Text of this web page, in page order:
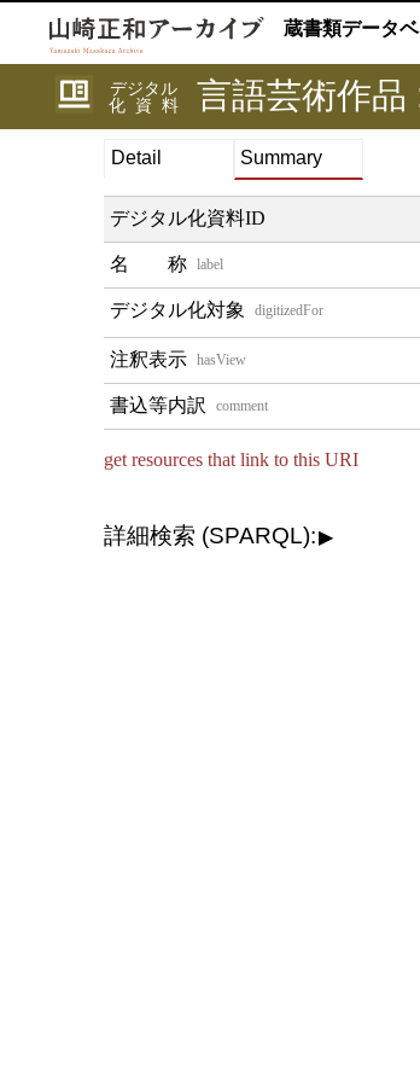
蔵書類データ
デジタル
化資料
言語芸術作
Detail Summary
デジタル化資料ID
label
digitizedFor
hasView
comment
get resources that link to this URI
詳細検索 (SPARQL):▶